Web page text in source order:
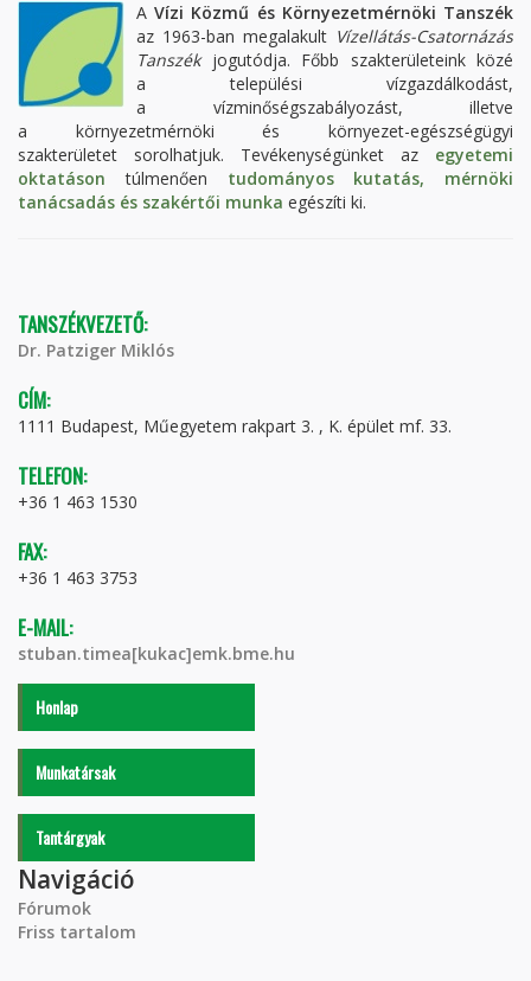
AVízi Közmű és Környezetmérnöki Tanszék
az 1963-ban megalakult Vízellátás-Csatornázás
Tanszékjogutódja. Főbb szakterületeink közé
a települési vízgazdálkodást,
a vízminőségszabályozást, illetve
a környezetmérnöki és környezet-egészségügyi
szakterületet sorolhatjuk. Tevékenységünket az egyetemi
oktatáson túlmenően tudományos kutatás, mérnöki
tanácsadás és szakértői munka egészíti ki.
TANSZÉKVEZETŐ:
Dr. Patziger Miklós
CÍM:
1111 Budapest, Műegyetem rakpart 3. , K. épület mf. 33.
TELEFON:
+36 1 463 1530
FAX:
+36 1 463 3753
E-MAIL:
stuban.timea[kukac]emk.bme.hu
Honlap
Munkatársak
Tantárgyak
Navigáció
Fórumok
Friss tartalom